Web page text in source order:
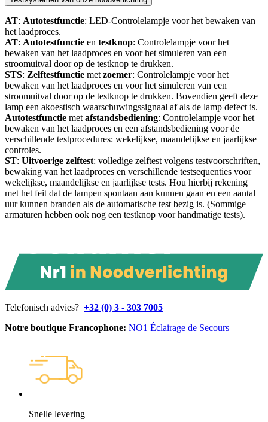
AT: Autotestfunctie: LED-Controlelampje voor het bewaken van
het laadproces.
AT: Autotestfunctie en testknop: Controlelampje voor het
bewaken van het laadproces en voor het simuleren van een
stroomuitval door op de testknop te drukken.
STS: Zelftestfunctie met zoemer: Controlelampje voor het
bewaken van het laadproces en voor het simuleren van een
stroomuitval door op de testknop te drukken. Bovendien geeft deze
lamp een akoestisch waarschuwingssignaal af als de lamp defect is.
Autotestfunctie met afstandsbediening: Controlelampje voor het
bewaken van het laadproces en een afstandsbediening voor de
verschillende testprocedures: wekelijkse, maandelijkse en jaarlijkse
controles.
ST: Uitvoerige zelftest: volledige zelftest volgens testvoorschriften,
bewaking van het laadproces en verschillende testsequenties voor
wekelijkse, maandelijkse en jaarlijkse tests. Hou hierbij rekening
met het feit dat de lampen spontaan aan kunnen gaan en een aantal
uur kunnen branden als de automatische test bezig is. (Sommige
armaturen hebben ook nog een testknop voor handmatige tests).
Telefonisch advies? +32 (0) 3 - 303 7005
Notre boutique Francophone: NO1 Éclairage de Secours
Snelle levering